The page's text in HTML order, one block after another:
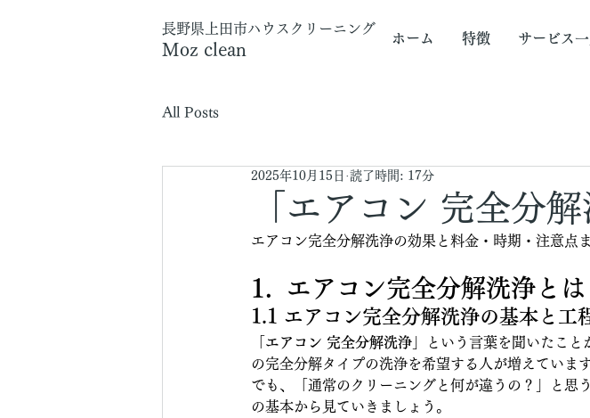
長野県上田市ハウスクリーニング
Moz clean
ホーム 特徴 サービス
All Posts
「エアコン 完全分解
2025年10月15日 読了時間: 17分
エアコン完全分解洗浄の効果と料金・時期・注意点
1.  エアコン完全分解洗浄と
1.1 エアコン完全分解洗浄の基本と工
エアコン 完全分解洗浄 」という言葉を聞いたこ
の完全分解タイプの洗浄を希望する人が増えています
でも、「通常のクリーニングと何が違うの？」と思
の基本から見ていきましょう。